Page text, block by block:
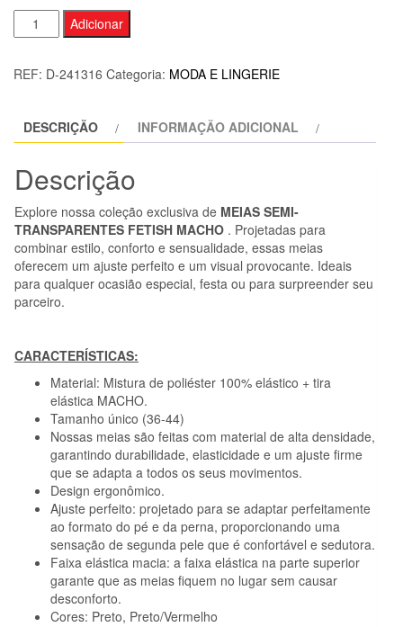
Quantidade
de
FINAS
ÚNICO
Adicionar
REF: D-241316 Categoria: MODA E LINGERIE
DESCRIÇÃO INFORMAÇÃO ADICIONAL
Descrição
Explore nossa coleção exclusiva de MEIAS SEMI-
TRANSPARENTES FETISH MACHO . Projetadas para
combinar estilo, conforto e sensualidade, essas meias
oferecem um ajuste perfeito e um visual provocante. Ideais
para qualquer ocasião especial, festa ou para surpreender seu
parceiro.
CARACTERÍSTICAS:
Material: Mistura de poliéster 100% elástico + tira
elástica MACHO.
Tamanho único (36-44)
Nossas meias são feitas com material de alta densidade,
garantindo durabilidade, elasticidade e um ajuste firme
que se adapta a todos os seus movimentos.
Design ergonômico.
Ajuste perfeito: projetado para se adaptar perfeitamente
ao formato do pé e da perna, proporcionando uma
sensação de segunda pele que é confortável e sedutora.
Faixa elástica macia: a faixa elástica na parte superior
garante que as meias fiquem no lugar sem causar
desconforto.
Cores: Preto, Preto/Vermelho